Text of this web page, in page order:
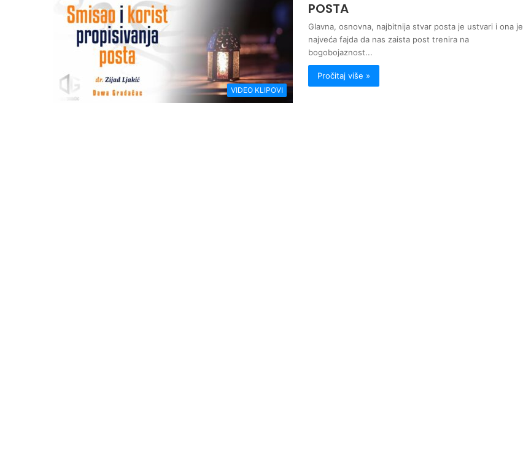
VIDEO KLIPOVI
POSTA
Glavna, osnovna, najbitnija stvar posta je ustvari i ona je
najveća fajda da nas zaista post trenira na
bogobojaznost...
Pročitaj više »